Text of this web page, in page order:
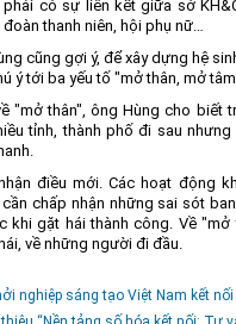
có sự liên kết giữa sở
thanh niên, hội phụ nữ…
cũng gợi ý, để xây dựng hệ
ý tới ba yếu tố "mở thân, mở tâm
"mở thân", ông Hùng cho biết
tỉnh, thành phố đi sau
điều mới. Các hoạt động
chấp nhận những sai sót
khi gặt hái thành công. Về
về những người đi đầu.
nghiệp sáng tạo Việt Nam kết